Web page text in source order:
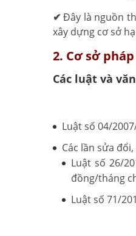
✔ Đây là nguồn
xây dựng cơ sở
2. Cơ sở
Các luật và
Luật số 04/
Các lần sửa
Luật số 26/
đồng/tháng
Luật số 71/